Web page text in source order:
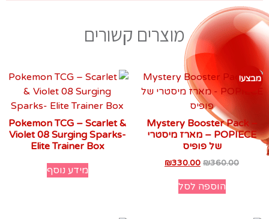
מוצרים קשורים
מבצע!
Mystery Booster Pack –
POPIECE – מארז מיסטרי
של פופיס
₪360.00
₪330.00
הוספה לסל
Pokemon TCG – Scarlet &
Violet 08 Surging Sparks-
Elite Trainer Box
מידע נוסף